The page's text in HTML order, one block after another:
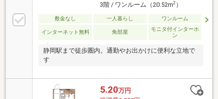
3階 / ワンルーム（20.52m2）
敷金なし 一人暮らし ワンルーム
インターネット無料 角部屋
モニタ付インターホ
ン
静岡駅まで徒歩圏内。通勤やお出かけに便利な立地で
す
5.20万円